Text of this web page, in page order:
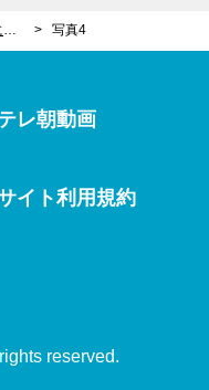
『星降る夜に』文字通り“泣き崩れた”第8話ラスト。暴走する男の悲しみを包み込んだのは“人の体温”だった 写真4
レ朝動画
イト利用規約
reserved.